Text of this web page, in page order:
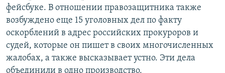
фейсбуке. В отношении правозащитника также
возбуждено еще 15 уголовных дел по факту
оскорблений в адрес российских прокуроров и
судей, которые он пишет в своих многочисленных
жалобах, а также высказывает устно. Эти дела
объединили в одно производство.